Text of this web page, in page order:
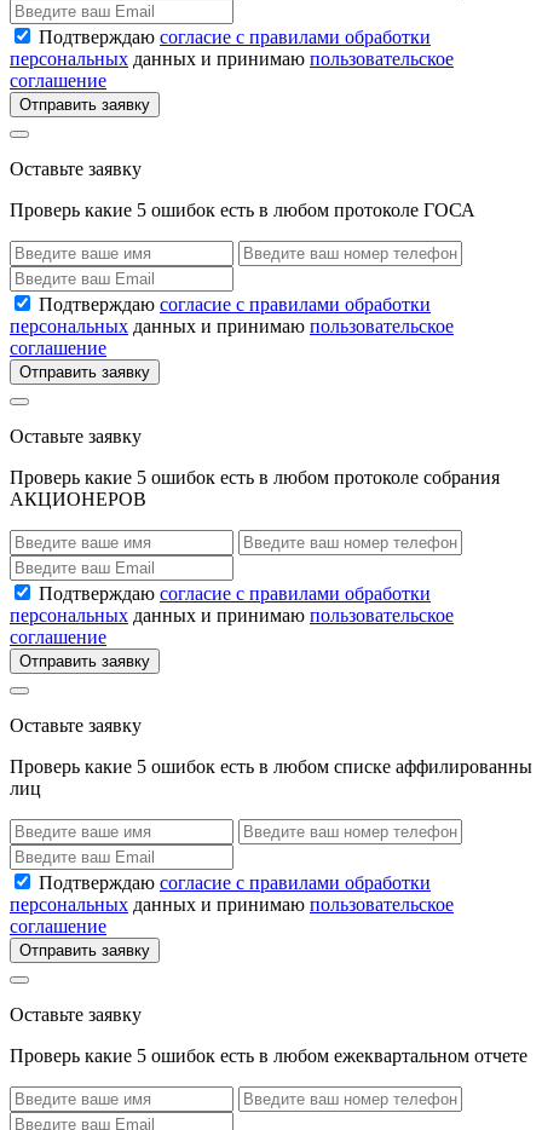
Подтверждаю согласие с правилами обработки
персональных данных и принимаю пользовательское
соглашение
Отправить заявку
Оставьте заявку
Проверь какие 5 ошибок есть в любом протоколе ГОСА
Подтверждаю согласие с правилами обработки
персональных данных и принимаю пользовательское
соглашение
Отправить заявку
Оставьте заявку
Проверь какие 5 ошибок есть в любом протоколе собрания
АКЦИОНЕРОВ
Подтверждаю согласие с правилами обработки
персональных данных и принимаю пользовательское
соглашение
Отправить заявку
Оставьте заявку
Проверь какие 5 ошибок есть в любом списке аффилированны
лиц
Подтверждаю согласие с правилами обработки
персональных данных и принимаю пользовательское
соглашение
Отправить заявку
Оставьте заявку
Проверь какие 5 ошибок есть в любом ежеквартальном отчете